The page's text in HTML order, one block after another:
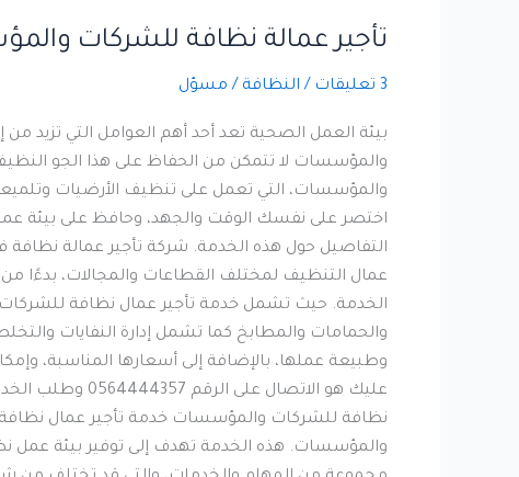
تأجير عمالة نظافة للشركات
3 تعليقات / النظافة / مسؤل
بيئة العمل الصحية تعد أحد أهم العوامل التي تزيد
والمؤسسات لا تتمكن من الحفاظ على هذا الجو
والمؤسسات، التي تعمل على تنظيف الأرضيات
اختصر على نفسك الوقت والجهد، وحافظ على بيئة
التفاصيل حول هذه الخدمة. شركة تأجير عمالة
عمال التنظيف لمختلف القطاعات والمجالات، بدءًا
الخدمة. حيث تشمل خدمة تأجير عمال نظافة للشركات
والحمامات والمطابخ كما تشمل إدارة النفايات
وطبيعة عملها، بالإضافة إلى أسعارها المناسبة،
عليك هو
نظافة للشركات والمؤسسات خدمة تأجير عمال
والمؤسسات. هذه الخدمة تهدف إلى توفير بيئة
نظافة
والمؤسسات